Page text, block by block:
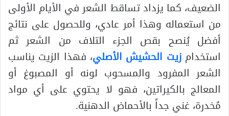
الضعيف، كما يزداد تساقط الشعر في الأيام الأولى
من استعماله وهذا أمر عادي، وللحصول على نتائج
أفضل يُنصح بقص الجزء التلاف من الشعر ثم
استخدام زيت الحشيش الأصلي، فهذا الزيت يناسب
الشعر المفرود والمسحوب لونه أو المصبوغ أو
المعالج بالكيراتين، فهو لا يحتوي على أي مواد
مُخدرة، غني جداً بالأحماض الدهنية.